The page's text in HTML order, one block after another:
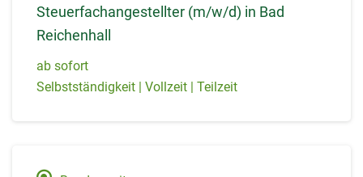
Steuerfachangestellter (m/w/d) in Bad
Reichenhall
ab sofort
Selbstständigkeit | Vollzeit | Teilzeit